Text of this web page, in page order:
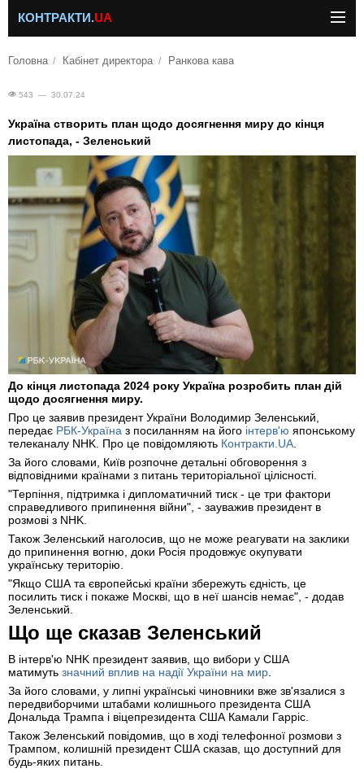
КОНТРАКТИ.UA
Головна Кабінет директора Ранкова кава
543 — 30.07.24
Україна створить план щодо досягнення миру до кінця
листопада, - Зеленський
До кінця листопада 2024 року Україна розробить план дій
щодо досягнення миру.
Про це заявив президент України Володимир Зеленський,
передає РБК-Україна з посиланням на його інтерв'ю японському
телеканалу NHK. Про це повідомляють Контракти.UA
За його словами, Київ розпочне детальні обговорення з
відповідними країнами з питань територіальної цілісності.
"Терпіння, підтримка і дипломатичний тиск - це три фактори
справедливого припинення війни", - зауважив президент в
розмові з NHK.
Також Зеленський наголосив, що не може реагувати на заклики
до припинення вогню, доки Росія продовжує окупувати
українську територію.
"Якщо США та європейські країни збережуть єдність, це
посилить тиск і покаже Москві, що в неї шансів немає", - додав
Зеленський.
Що ще сказав Зеленський
В інтерв'ю NHK президент заявив, що вибори у США
матимуть значний вплив на надії України на мир
За його словами, у липні українські чиновники вже зв'язалися з
передвиборчими штабами колишнього президента США
Дональда Трампа і віцепрезидента США Камали Гарріс.
Також Зеленський повідомив, що в ході телефонної розмови з
Трампом, колишній президент США сказав, що доступний для
будь-яких питань.